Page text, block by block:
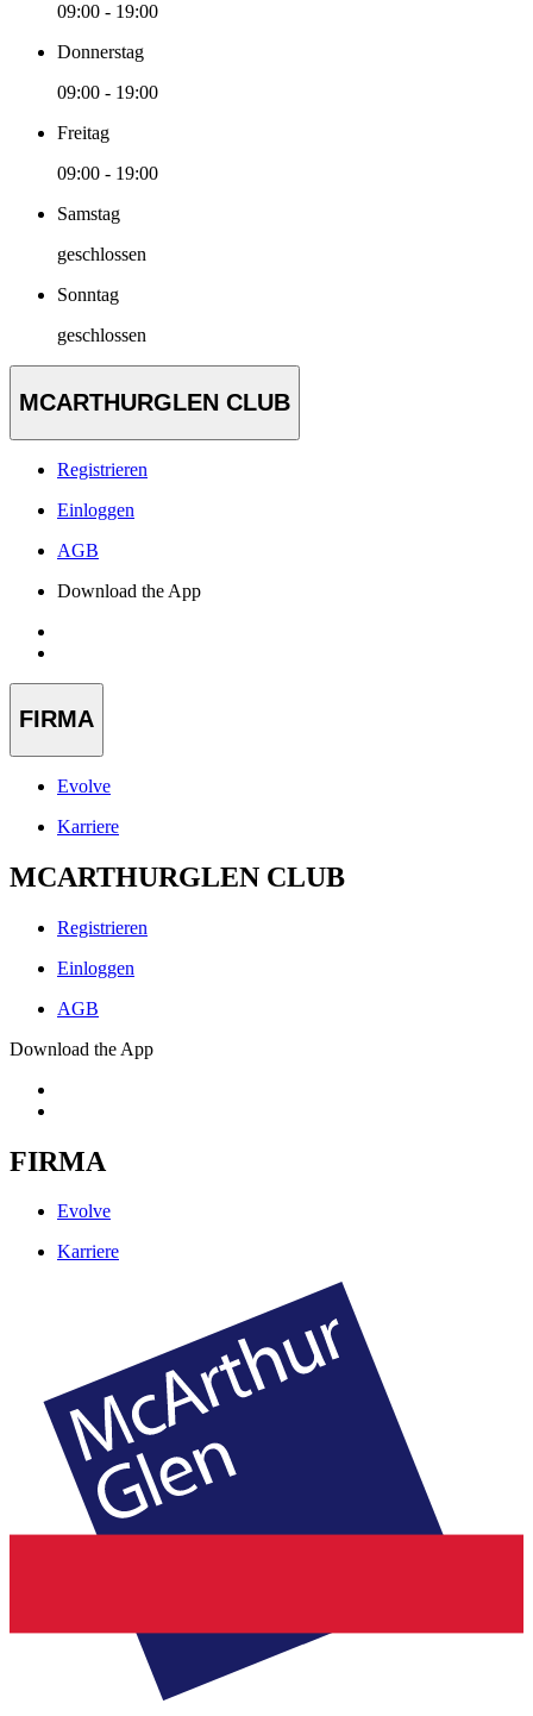
09:00 - 19:00
Donnerstag
09:00 - 19:00
Freitag
09:00 - 19:00
Samstag
geschlossen
Sonntag
geschlossen
MCARTHURGLEN CLUB
Registrieren
Einloggen
AGB
Download the App
FIRMA
Evolve
Karriere
MCARTHURGLEN CLUB
Registrieren
Einloggen
AGB
Download the App
FIRMA
Evolve
Karriere